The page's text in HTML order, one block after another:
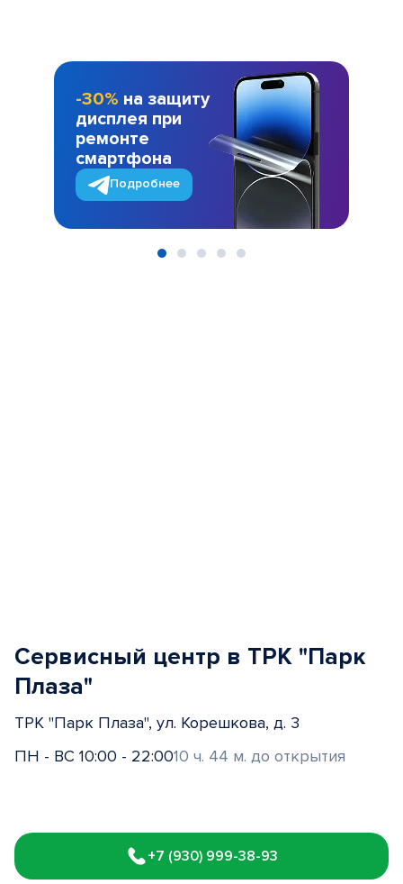
-30% на защиту
дисплея при
ремонте
смартфона
Подробнее
Сервисный центр в ТРК "Парк
Плаза"
ТРК "Парк Плаза", ул. Корешкова, д. 3
ПН - ВС 10:00 - 22:0010 ч. 44 м. до открытия
1
of
+7 (930) 999-38-93